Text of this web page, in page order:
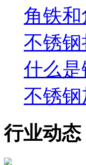
角铁
不锈
什么是
不锈
行业动态